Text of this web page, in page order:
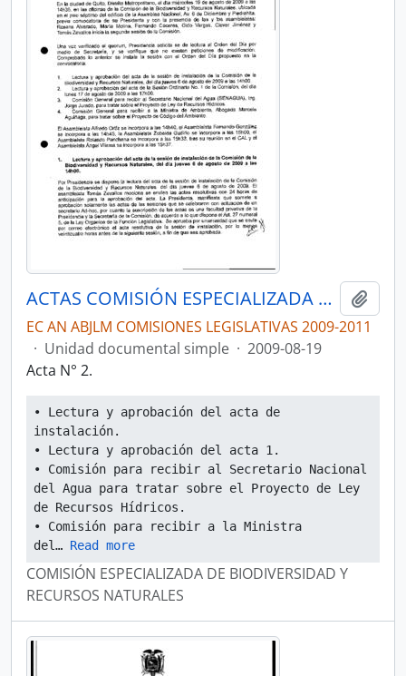
ACTAS COMISIÓN ESPECIALIZADA PERMANENTE DE BIODIVERSIDAD Y RECURSOS NATURALES
EC AN ABJLM COMISIONES LEGISLATIVAS 2009-2011
· Unidad documental simple · 2009-08-19
Acta N° 2.
• Lectura y aprobación del acta de
instalación.
• Lectura y aprobación del acta 1.
• Comisión para recibir al Secretario Nacional
del Agua para tratar sobre el Proyecto de Ley
de Recursos Hídricos.
• Comisión para recibir a la Ministra
del… Read more
COMISIÓN ESPECIALIZADA DE BIODIVERSIDAD Y
RECURSOS NATURALES